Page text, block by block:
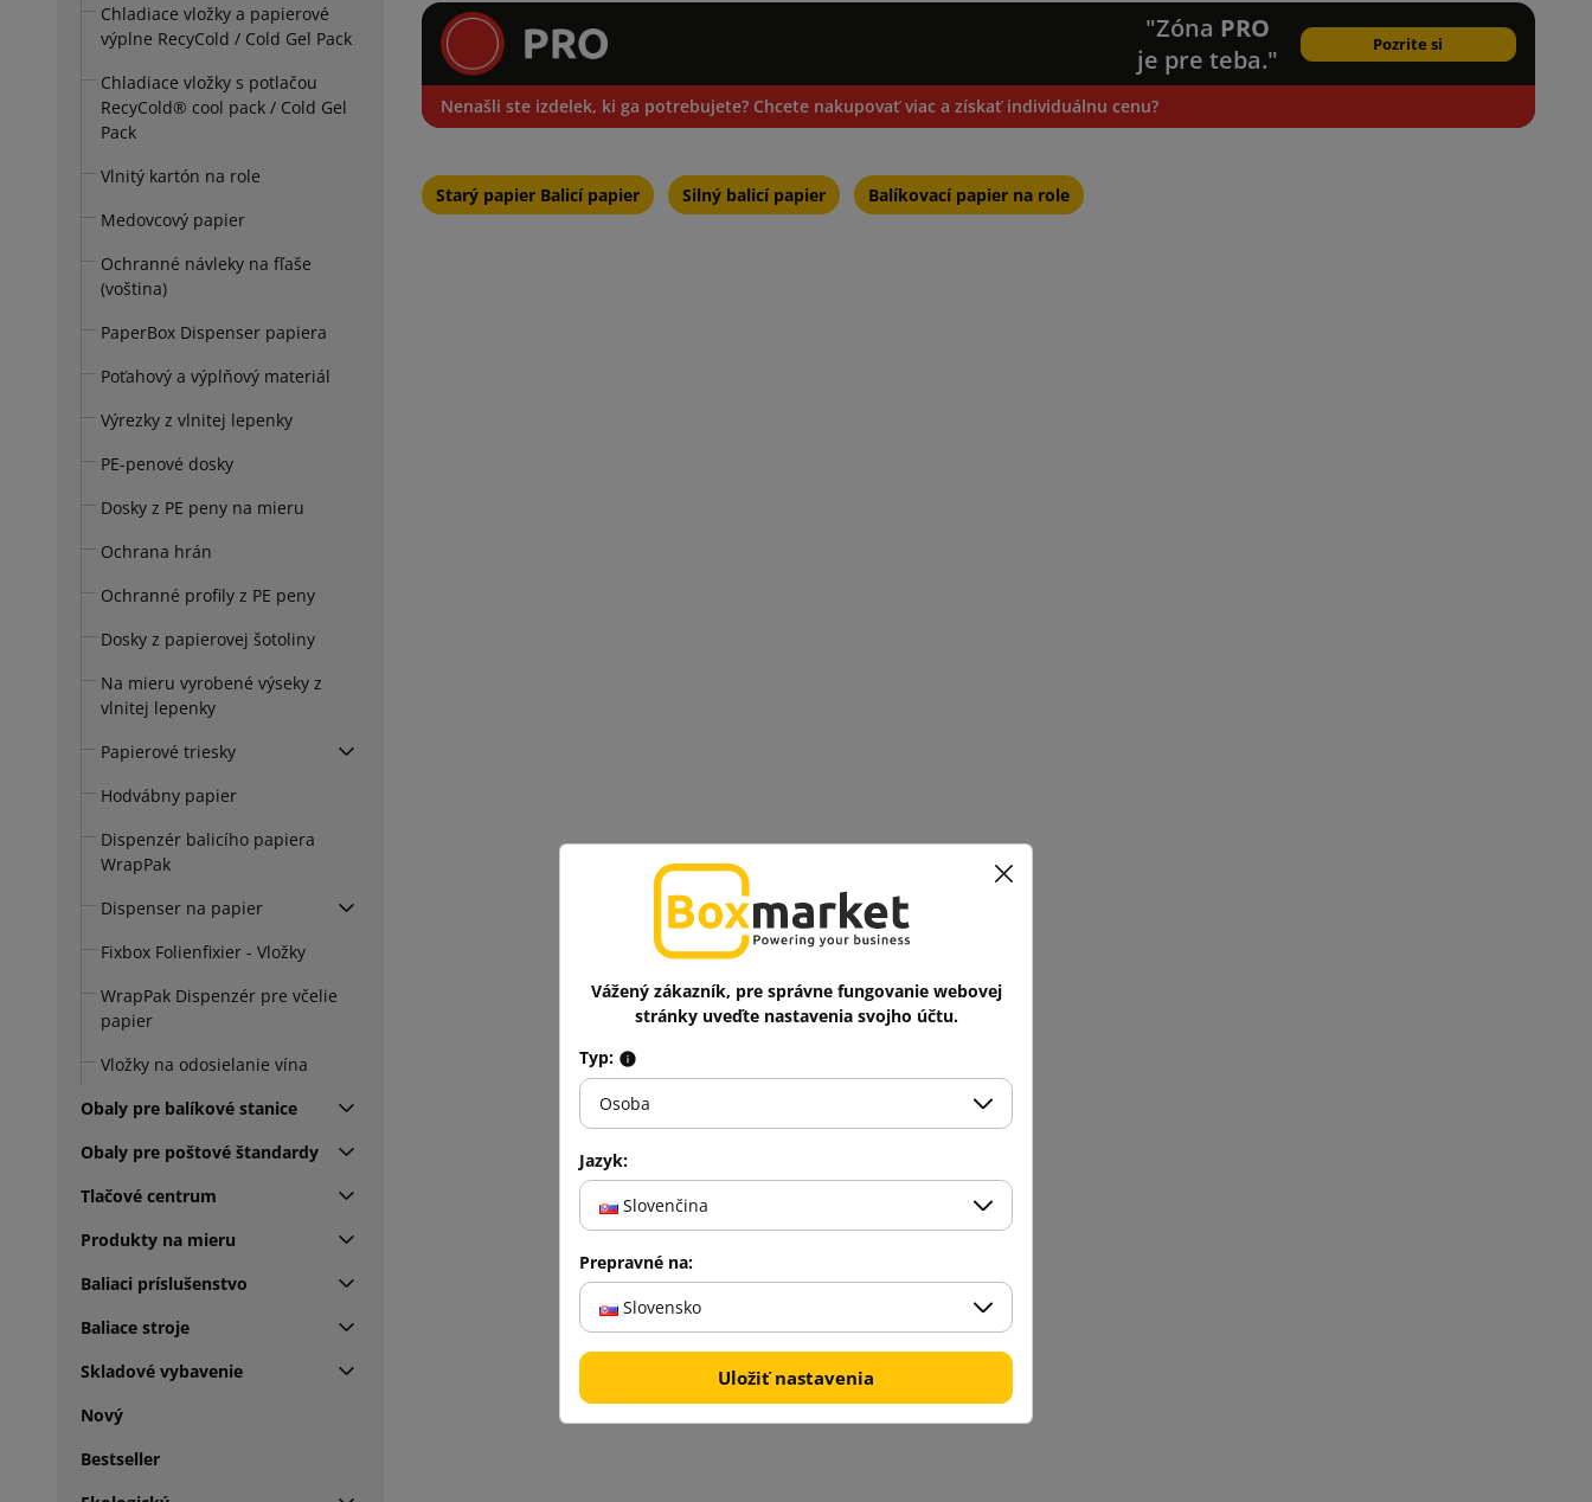
Chladiace vložky a papierové
výplne RecyCold / Cold Gel Pack
Chladiace vložky s potlačou
RecyCold® cool pack / Cold Gel
Pack
Vlnitý kartón na role
Medovcový papier
Ochranné návleky na fľaše
(voština)
PaperBox Dispenser papiera
Poťahový a výplňový materiál
Výrezky z vlnitej lepenky
PE-penové dosky
Dosky z PE peny na mieru
Ochrana hrán
Ochranné profily z PE peny
Dosky z papierovej šotoliny
Na mieru vyrobené výseky z
vlnitej lepenky
Papierové triesky
Hodvábny papier
Dispenzér balicího papiera
WrapPak
Dispenser na papier
Fixbox Folienfixier - Vložky
WrapPak Dispenzér pre včelie
papier
Vložky na odosielanie vína
Obaly pre balíkové stanice
Obaly pre poštové štandardy
Tlačové centrum
Produkty na mieru
Baliaci príslušenstvo
Baliace stroje
Skladové vybavenie
Nový
Bestseller
"Zóna PRO
je pre teba."
Pozrite si
Nenašli ste izdelek, ki ga potrebujete? Chcete nakupovať viac a získať individuálnu cenu?
Starý papier Balicí papier Silný balicí papier Balíkovací papier na role
Vážený zákazník, pre správne fungovanie webovej
stránky uveďte nastavenia svojho účtu.
Typ:
Osoba
Jazyk:
Slovenčina
Prepravné na:
Slovensko
Uložiť nastavenia